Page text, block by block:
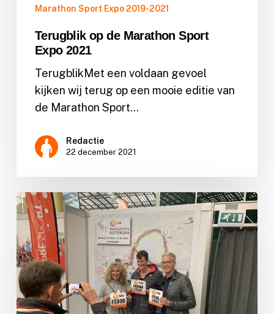
Marathon Sport Expo 2019-2021
Terugblik op de Marathon Sport
Expo 2021
TerugblikMet een voldaan gevoel
kijken wij terug op een mooie editie van
de Marathon Sport…
Redactie
22 december 2021
Nieuwe
Sportswear
sponsor
NN
Marathon